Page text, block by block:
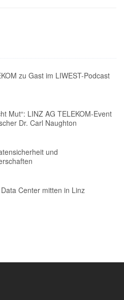
zu Gast im LIWEST-Podcast
Mut“: LINZ AG TELEKOM-Event
Dr. Carl Naughton
und
Center mitten in Linz